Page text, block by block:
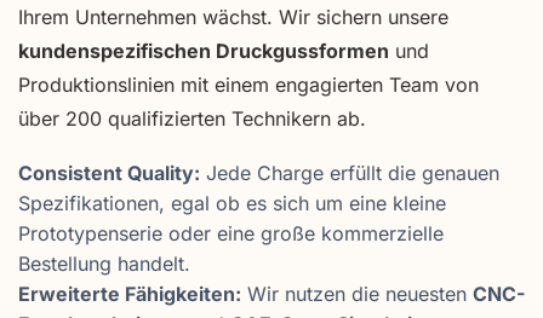
Ihrem Unternehmen wächst. Wir sichern unsere
kundenspezifischen Druckgussformen und
Produktionslinien mit einem engagierten Team von
über 200 qualifizierten Technikern ab.
Consistent Quality: Jede Charge erfüllt die genauen
Spezifikationen, egal ob es sich um eine kleine
Prototypenserie oder eine große kommerzielle
Bestellung handelt.
Erweiterte Fähigkeiten: Wir nutzen die neuesten CNC-